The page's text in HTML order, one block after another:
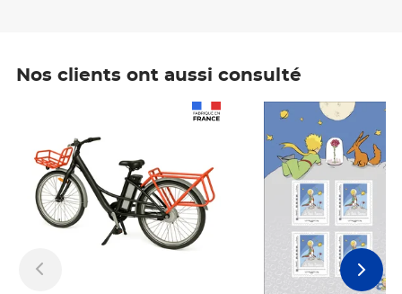
Nos clients ont aussi consulté
Prix 7,50€